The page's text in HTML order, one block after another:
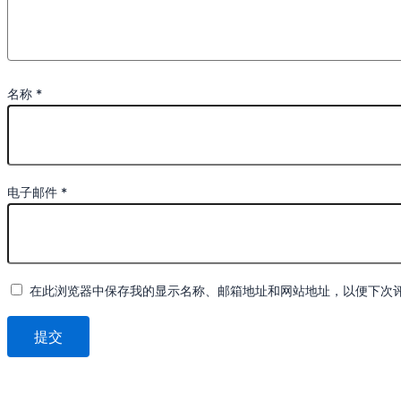
名称 *
电子邮件 *
在此浏览器中保存我的显示名称、邮箱地址和网站地址，以便下次